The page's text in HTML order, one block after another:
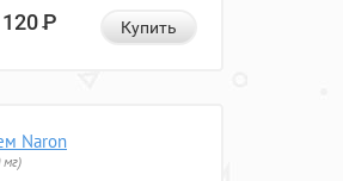
120Р Купить
Naron
мг)